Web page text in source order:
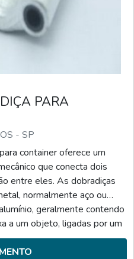
PARA
- SP
container oferece um
que conecta dois
entre eles. As dobradiças
normalmente aço ou
geralmente contendo
a um objeto, ligadas por um
Os tipos mais utilizados são:
Pivotantes; Invisíveis.MAIS